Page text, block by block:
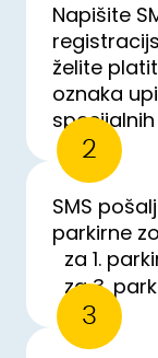
Napišite
želite
oznaka
2
SMS
parkirne
za 1.
za 3.
3